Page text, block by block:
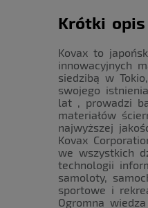
Krótki
Kovax to
innowacyjnych
siedzibą w
swojego
lat , prowadzi
materiałów
najwyższej
Kovax
we wszystkich
technologii
samoloty,
sportowe i
Ogromna